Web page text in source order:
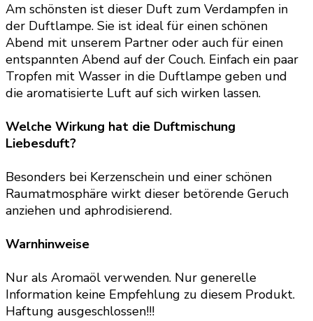
Am schönsten ist dieser Duft zum Verdampfen in
der Duftlampe. Sie ist ideal für einen schönen
Abend mit unserem Partner oder auch für einen
entspannten Abend auf der Couch. Einfach ein paar
Tropfen mit Wasser in die Duftlampe geben und
die aromatisierte Luft auf sich wirken lassen.
Welche Wirkung hat die Duftmischung
Liebesduft?
Besonders bei Kerzenschein und einer schönen
Raumatmosphäre wirkt dieser betörende Geruch
anziehen und aphrodisierend.
Warnhinweise
Nur als Aromaöl verwenden. Nur generelle
Information keine Empfehlung zu diesem Produkt.
Haftung ausgeschlossen!!!